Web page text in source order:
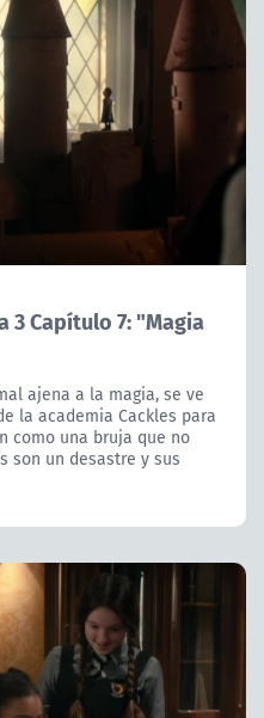
3 Capítulo 7: "Magia
ajena a la magia, se ve
la academia Cackles para
como una bruja que no
son un desastre y sus